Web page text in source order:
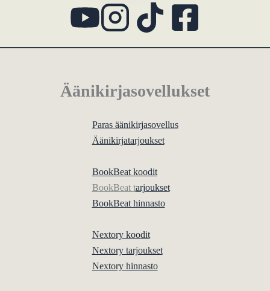
Äänikirjasovellukset
Paras äänikirjasovellus
Äänikirjatarjoukset
BookBeat koodit
BookBeat tarjoukset
BookBeat hinnasto
Nextory koodit
Nextory tarjoukset
Nextory hinnasto